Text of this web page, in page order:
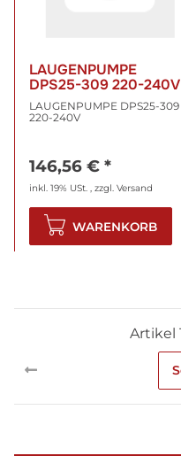
LAUGENPUMPE
DPS25-309 220-240V
LAUGENPUMPE DPS25-309
220-240V
146,56 € *
inkl. 19% USt. , zzgl. Versand
WARENKORB
Artikel